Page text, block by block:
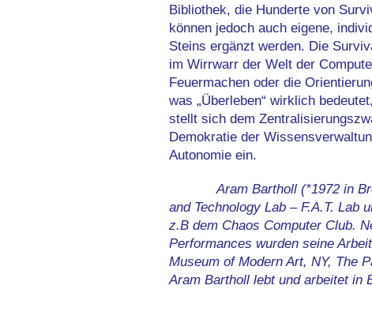
Bibliothek, die Hunderte von
können jedoch auch eigene,
Steins ergänzt werden. Die
im Wirrwarr der Welt der
Feuermachen oder die
was „Überleben“ wirklich
stellt sich dem
Demokratie der
Autonomie ein.
Aram Bartholl (*1972 in
and Technology Lab – F.A.T. Lab
z.B dem Chaos Computer Club.
Performances wurden seine
Museum of Modern Art, NY, The
Aram Bartholl lebt und arbeitet in